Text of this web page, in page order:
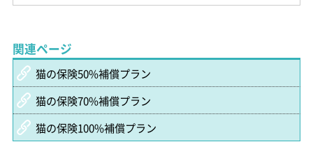
関連ページ
猫の保険50%補償プラン
猫の保険70%補償プラン
猫の保険100%補償プラン